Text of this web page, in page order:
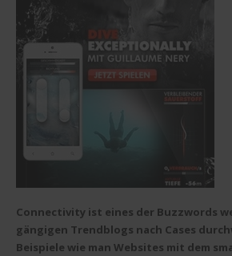
Connectivity ist eines der Buzzwords
gängigen Trendblogs nach Cases
Beispiele wie man Websites mit dem